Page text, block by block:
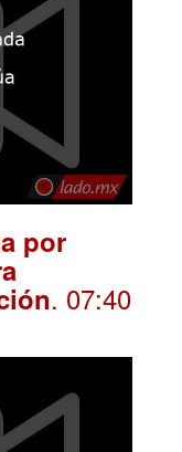
por
. 07:40